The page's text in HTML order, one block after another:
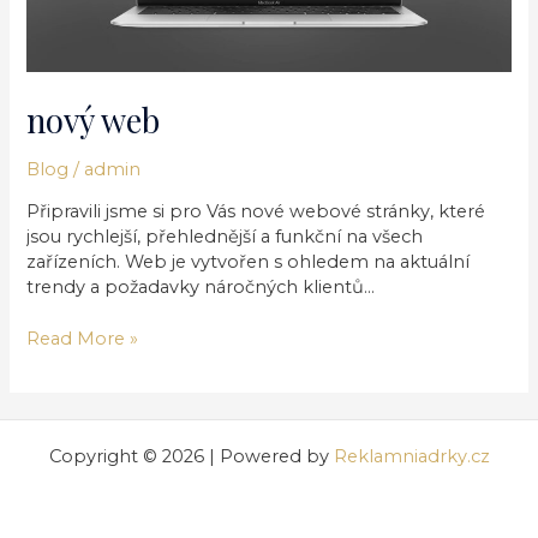
nový web
Blog / admin
Připravili jsme si pro Vás nové webové stránky, které
jsou rychlejší, přehlednější a funkční na všech
zařízeních. Web je vytvořen s ohledem na aktuální
trendy a požadavky náročných klientů…
Read More »
Copyright © 2026 | Powered by Reklamniadrky.cz